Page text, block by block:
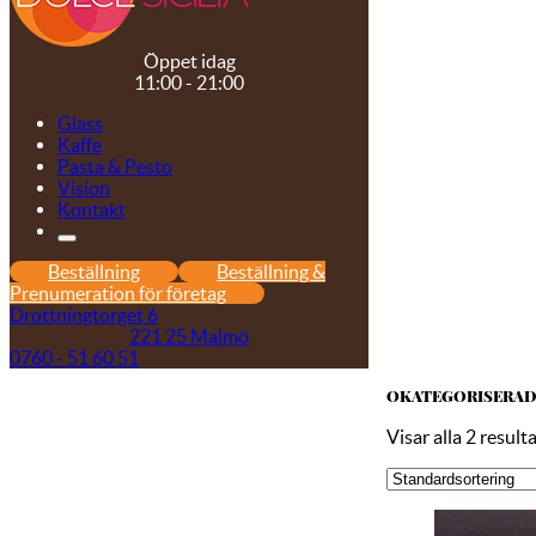
Öppet idag
11:00 - 21:00
Glass
Kaffe
Pasta & Pesto
Vision
Kontakt
Beställning
Beställning &
Prenumeration för företag
Drottningtorget 6
221 25 Malmö
0760 - 51 60 51
OKATEGORISERAD
Visar alla 2